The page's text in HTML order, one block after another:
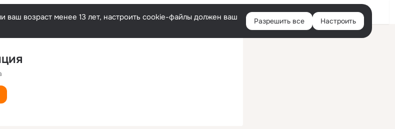
Войти
возраст менее 13 лет, настроить cookie-файлы должен ваш
Разрешить все Настроить